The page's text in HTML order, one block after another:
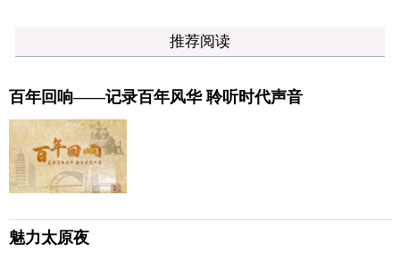
推荐阅读
百年回响——记录百年风华 聆听时代声音
魅力太原夜